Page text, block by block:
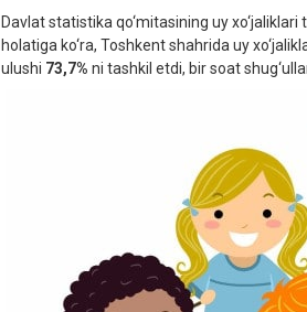
Davlat statistika qo‘mitasining uy
holatiga ko‘ra, Toshkent shahrida uy
ulushi 73,7% ni tashkil etdi, bir soat